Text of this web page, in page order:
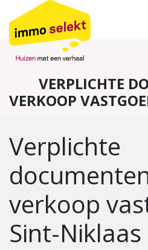
VERPLICHTE
VERKOOP
Verplichte
verkoop
Sint-Niklaas